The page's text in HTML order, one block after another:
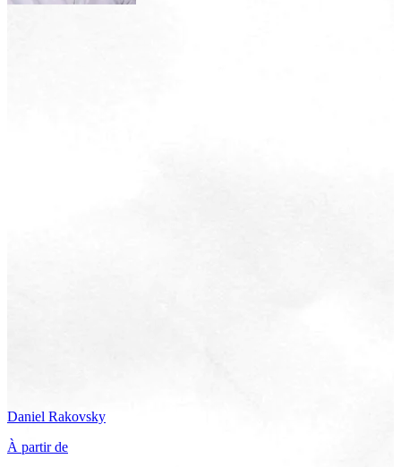
Daniel Rakovsky
À partir de